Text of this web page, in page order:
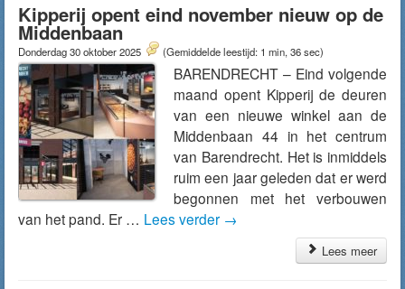
Kipperij opent eind november nieuw op de
Middenbaan
Donderdag 30 oktober 2025 (Gemiddelde leestijd: 1 min, 36 sec)
BARENDRECHT – Eind volgende
maand opent Kipperij de deuren
van een nieuwe winkel aan de
Middenbaan 44 in het centrum
van Barendrecht. Het is inmiddels
ruim een jaar geleden dat er werd
begonnen met het verbouwen
van het pand. Er … Lees verder →
Lees meer